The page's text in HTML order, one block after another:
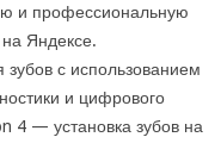
и профессиональную
Яндексе.
с использованием
и цифрового
4 — установка зубов на